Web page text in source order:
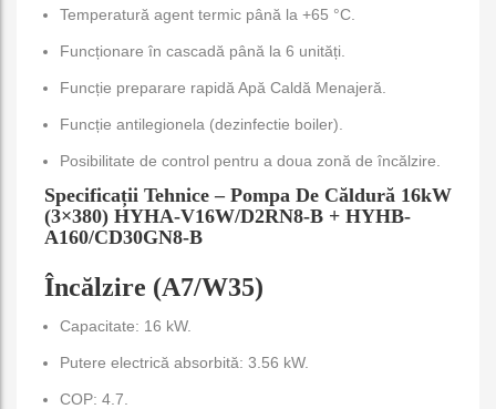
Temperatură agent termic până la +65 °C.
Funcționare în cascadă până la 6 unități.
Funcție preparare rapidă Apă Caldă Menajeră.
Funcție antilegionela (dezinfectie boiler).
Posibilitate de control pentru a doua zonă de încălzire.
Specificații Tehnice – Pompa De Căldură 16kW
(3×380) HYHA-V16W/D2RN8-B + HYHB-
A160/CD30GN8-B
Încălzire (A7/W35)
Capacitate: 16 kW.
Putere electrică absorbită: 3.56 kW.
COP: 4.7.